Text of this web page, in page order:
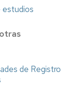
de Registro